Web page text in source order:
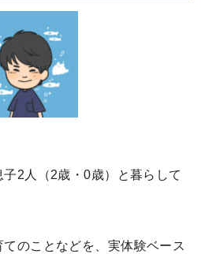
子2人（2歳・0歳）と暮らして
のことなどを、実体験ベース